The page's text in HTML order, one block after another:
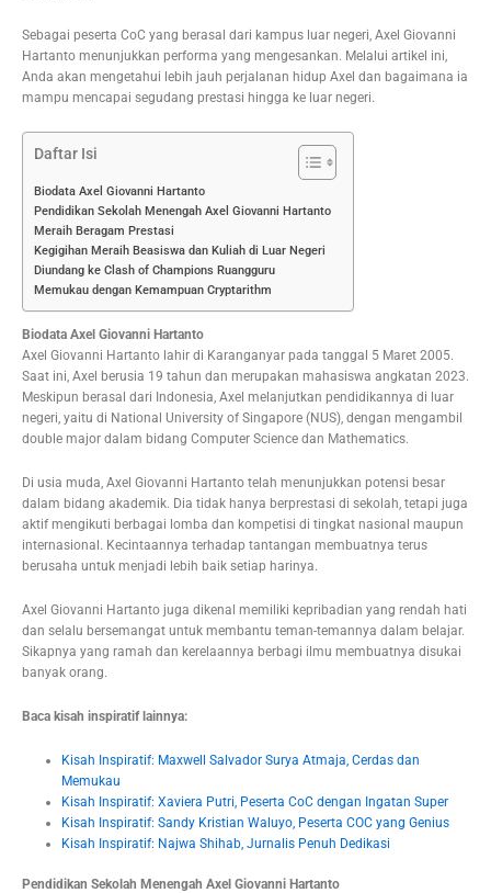
Sebagai peserta CoC yang berasal dari kampus luar negeri, Axel Giovanni
Hartanto menunjukkan performa yang mengesankan. Melalui artikel ini,
Anda akan mengetahui lebih jauh perjalanan hidup Axel dan bagaimana ia
mampu mencapai segudang prestasi hingga ke luar negeri.
Daftar Isi
Biodata Axel Giovanni Hartanto
Pendidikan Sekolah Menengah Axel Giovanni Hartanto
Meraih Beragam Prestasi
Kegigihan Meraih Beasiswa dan Kuliah di Luar Negeri
Diundang ke Clash of Champions Ruangguru
Memukau dengan Kemampuan Cryptarithm
Biodata Axel Giovanni Hartanto
Axel Giovanni Hartanto lahir di Karanganyar pada tanggal 5 Maret 2005.
Saat ini, Axel berusia 19 tahun dan merupakan mahasiswa angkatan 2023.
Meskipun berasal dari Indonesia, Axel melanjutkan pendidikannya di luar
negeri, yaitu di National University of Singapore (NUS), dengan mengambil
double major dalam bidang Computer Science dan Mathematics.
Di usia muda, Axel Giovanni Hartanto telah menunjukkan potensi besar
dalam bidang akademik. Dia tidak hanya berprestasi di sekolah, tetapi juga
aktif mengikuti berbagai lomba dan kompetisi di tingkat nasional maupun
internasional. Kecintaannya terhadap tantangan membuatnya terus
berusaha untuk menjadi lebih baik setiap harinya.
Axel Giovanni Hartanto juga dikenal memiliki kepribadian yang rendah hati
dan selalu bersemangat untuk membantu teman-temannya dalam belajar.
Sikapnya yang ramah dan kerelaannya berbagi ilmu membuatnya disukai
banyak orang.
Baca kisah inspiratif lainnya:
Kisah Inspiratif: Maxwell Salvador Surya Atmaja, Cerdas dan
Memukau
Kisah Inspiratif: Xaviera Putri, Peserta CoC dengan Ingatan Super
Kisah Inspiratif: Sandy Kristian Waluyo, Peserta COC yang Genius
Kisah Inspiratif: Najwa Shihab, Jurnalis Penuh Dedikasi
Pendidikan Sekolah Menengah Axel Giovanni Hartanto